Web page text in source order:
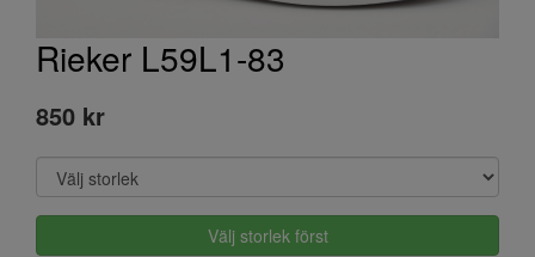
Rieker L59L1-83
850 kr
Välj storlek först